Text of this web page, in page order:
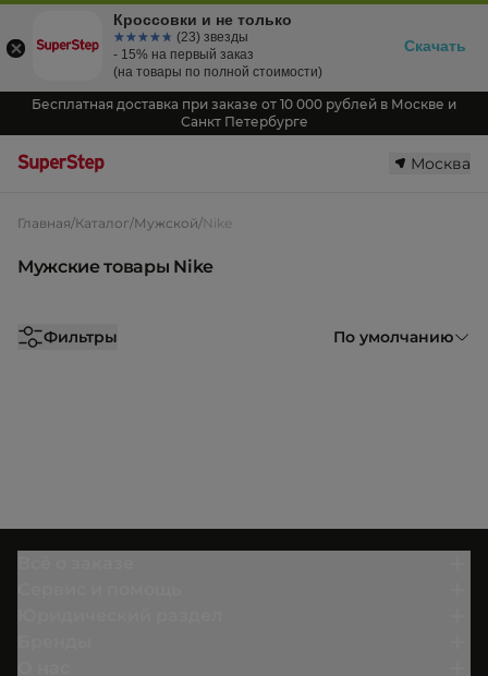
Бесплатная доставка при заказе от 10 000 рублей в Москве и
Санкт Петербурге
Москва
Главная/Каталог/Мужской/Nike
Мужские товары Nike
Фильтры По умолчанию
Кроссовки и не только
☆☆☆☆☆
★★★★★ (23) звезды
- 15% на первый заказ
(на товары по полной стоимости)
Скачать